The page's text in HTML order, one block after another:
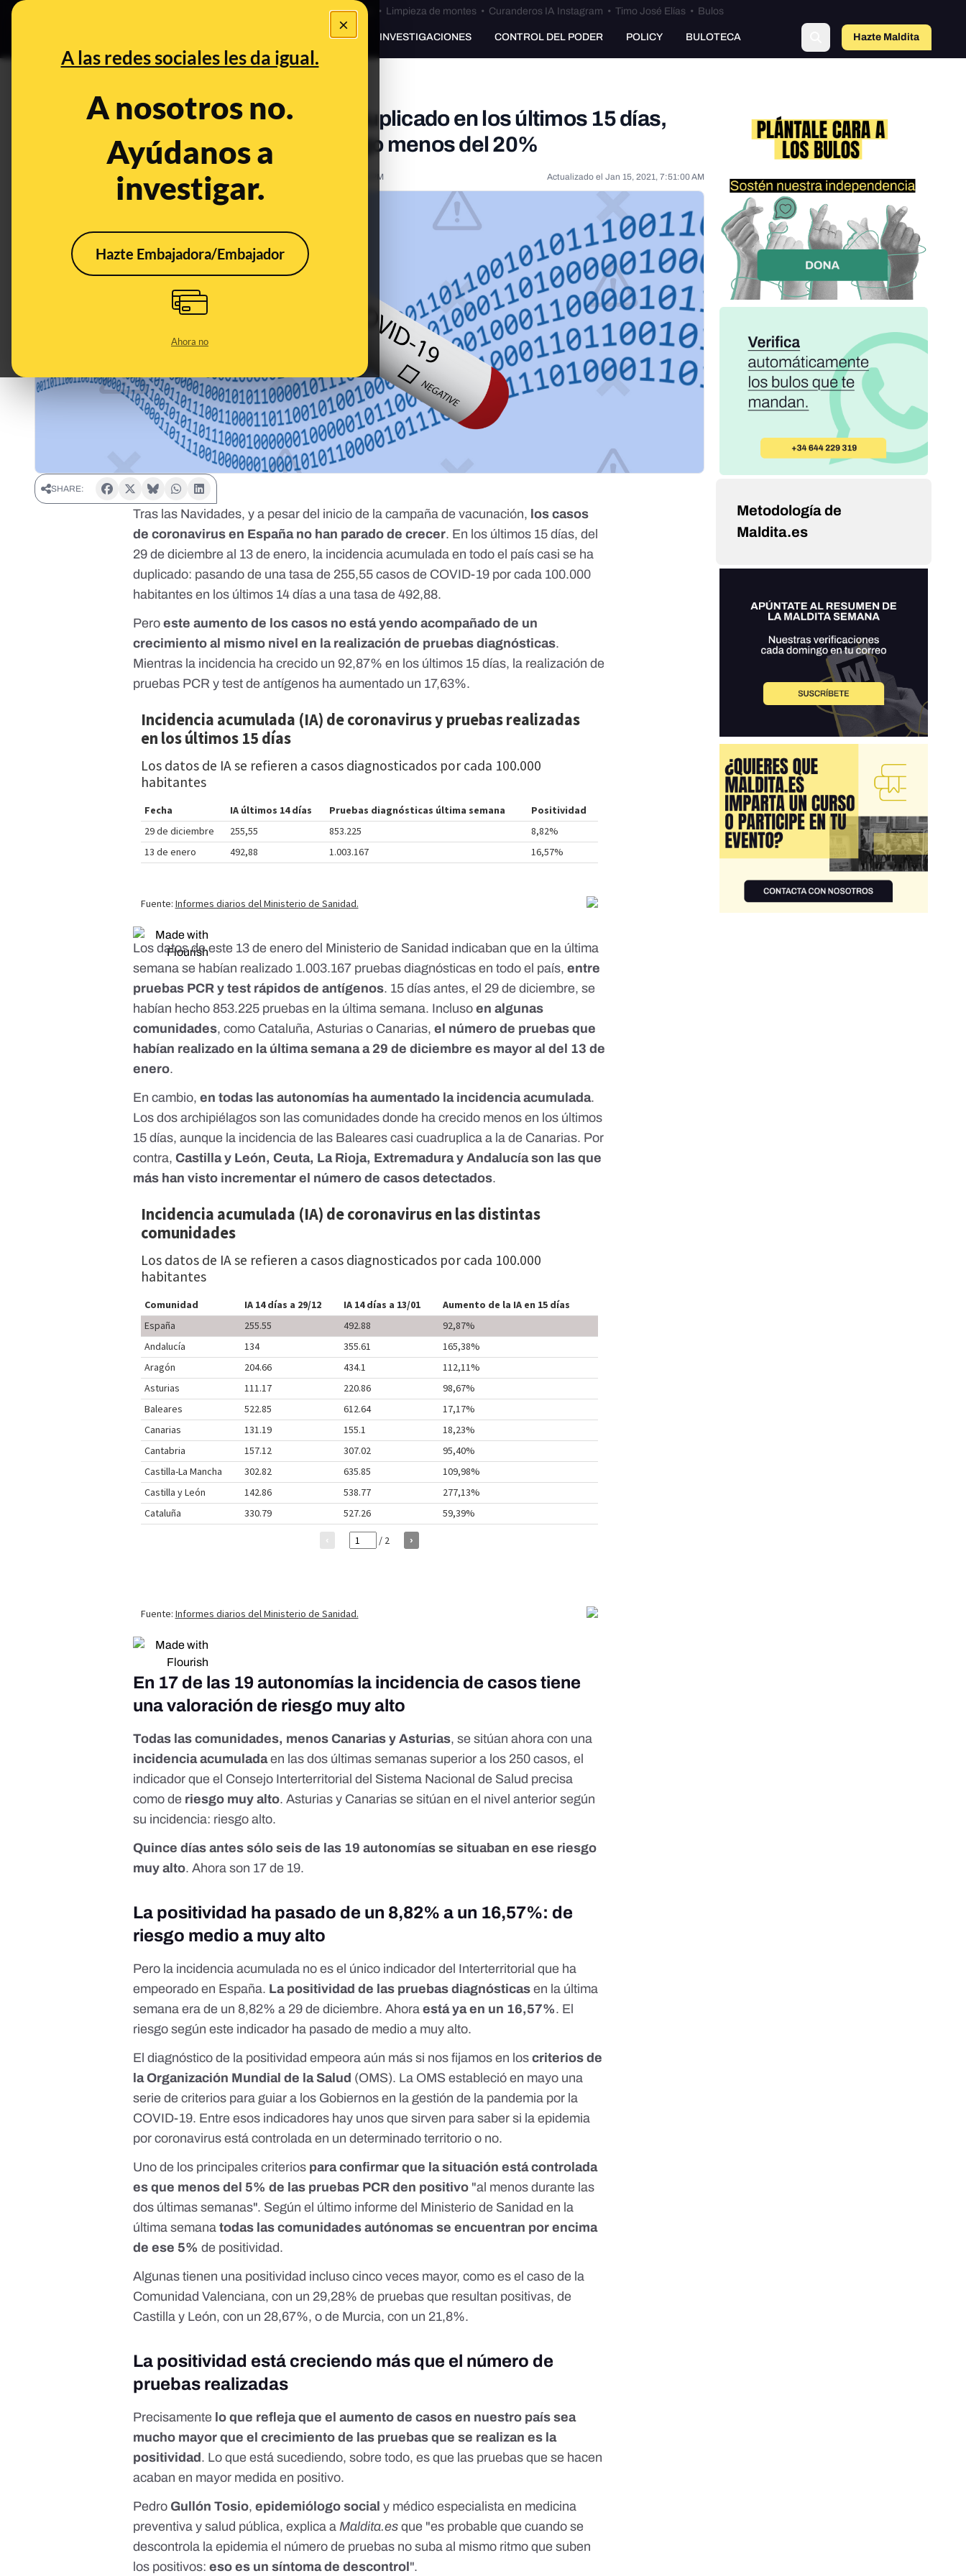
×
A las redes sociales les da igual.
A nosotros no.
Ayúdanos a
investigar.
Hazte Embajadora/Embajador
Ahora no
Bulos Ceuta • Limpieza de montes• Curanderos IA Instagram • Timo José Elías• Bulos
PREBUNKING INVESTIGACIONES CONTROL DEL PODER POLICY BULOTECA Hazte Maldito
Los casos de coronavirus se han duplicado en los últimos 15 días,
pero la realización de test crece algo menos del 20%
Jan 14, 2021, 7:34:10 PM Actualizado el Jan 15, 2021, 7:51:00 AM
SHARE:
Tras las Navidades, y a pesar del inicio de la campaña de vacunación, los casos
de coronavirus en España no han parado de crecer. En los últimos 15 días, del
29 de diciembre al 13 de enero, la incidencia acumulada en todo el país casi se ha
duplicado: pasando de una tasa de 255,55 casos de COVID-19 por cada 100.000
habitantes en los últimos 14 días a una tasa de 492,88.
Peroeste aumento de los casos no está yendo acompañado de un
crecimiento al mismo nivel en la realización de pruebas diagnósticas.
Mientras la incidencia ha crecido un 92,87% en los últimos 15 días, la realización de
pruebas PCR y test de antígenos ha aumentado un 17,63%.
Los datos de este 13 de enero del Ministerio de Sanidad indicaban que en la última
semana se habían realizado 1.003.167 pruebas diagnósticas en todo el país,entre
pruebas PCR y test rápidos de antígenos. 15 días antes,el 29 de diciembre, se
habían hecho 853.225 pruebas en la última semana. Inclusoen algunas
comunidades, como Cataluña, Asturias o Canarias,el número de pruebas que
habían realizado en la última semana a 29 de diciembre es mayor al del 13 de
enero.
En cambio, en todas las autonomías ha aumentado la incidencia acumulada.
Los dos archipiélagos son las comunidades donde ha crecido menos en los últimos
15 días, aunque la incidencia de las Baleares casi cuadruplica a la de Canarias. Por
contra,Castilla y León, Ceuta, La Rioja, Extremadura y Andalucía son las que
más han visto incrementar el número de casos detectados.
En 17 de las 19 autonomías la incidencia de casos tiene
una valoración de riesgo muy alto
Todas las comunidades, menos Canarias y Asturias, se sitúan ahora con una
incidencia acumuladaen las dos últimas semanas superior a los 250 casos,el
indicador que el Consejo Interterritorial del Sistema Nacional de Salud precisa
como de riesgo muy alto. Asturias y Canarias se sitúan en el nivel anterior según
su incidencia: riesgo alto.
Quince días antes sólo seis de las 19 autonomías se situaban en ese riesgo
muy alto. Ahora son 17 de 19.
La positividad ha pasado de un 8,82% a un 16,57%: de
riesgo medio a muy alto
Pero la incidencia acumulada no es el único indicador del Interterritorial que ha
empeorado en España. La positividad de las pruebas diagnósticas en la última
semana era de un 8,82% a 29 de diciembre. Ahoraestá ya en un 16,57%. El
riesgo según este indicador ha pasado de medio a muy alto.
El diagnóstico de la positividad empeora aún más si nos fijamos en loscriterios de
la Organización Mundial de la Salud (OMS). La OMS estableció en mayo una
serie de criterios para guiar a los Gobiernos en la gestión de la pandemia por la
COVID-19. Entre esos indicadores hay unos que sirven para saber si la epidemia
por coronavirus está controlada en un determinado territorio o no.
Uno de los principales criterios para confirmar que la situación está controlada
es que menos del 5% de las pruebas PCR den positivo "al menos durante las
dos últimas semanas". Según el último informe del Ministerio de Sanidad en la
última semanatodas las comunidades autónomas se encuentran por encima
de ese 5% de positividad.
Algunas tienen una positividad incluso cinco veces mayor, como es el caso de la
Comunidad Valenciana, con un 29,28% de pruebas que resultan positivas, de
Castilla y León, con un 28,67%, o de Murcia, con un 21,8%.
La positividad está creciendo más que el número de
pruebas realizadas
Precisamente lo que refleja que el aumento de casos en nuestro país sea
mucho mayor que el crecimiento de las pruebas que se realizan es la
positividad . Lo que está sucediendo, sobre todo, es que las pruebas que se hacen
acaban en mayor medida en positivo.
Pedro Gullón Tosio,epidemiólogo social y médico especialista en medicina
preventiva y salud pública, explica aMaldita.esque "es probable que cuando se
descontrola la epidemia el número de pruebas no suba al mismo ritmo que suben
los positivos:eso es un síntoma de descontrol ".
Metodología de
Maldita.es